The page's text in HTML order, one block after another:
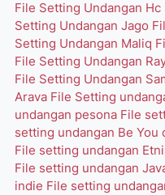
File Setting Undangan Hc
Setting Undangan Jago
Setting Undangan Maliq
File Setting Undangan
File Setting Undangan
Arava File Setting
undangan pesona File
setting undangan Be You
File setting undangan
File setting undangan
indie File setting